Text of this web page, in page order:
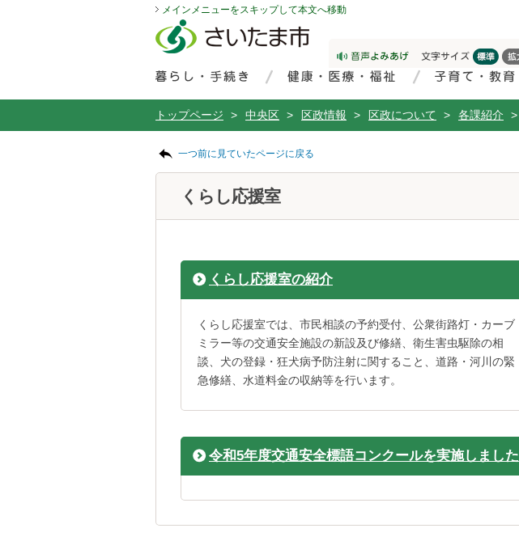
メインメニューをスキップして本文へ移動
トップページ > 中央区 > 区政情報 > 区政について > 各課紹介 >
一つ前に見ていたページに戻る
くらし応援室
くらし応援室の紹介
くらし応援室では、市民相談の予約受付、公衆街路灯・カーブ
ミラー等の交通安全施設の新設及び修繕、衛生害虫駆除の相
談、犬の登録・狂犬病予防注射に関すること、道路・河川の緊
急修繕、水道料金の収納等を行います。
令和5年度交通安全標語コンクールを実施しました